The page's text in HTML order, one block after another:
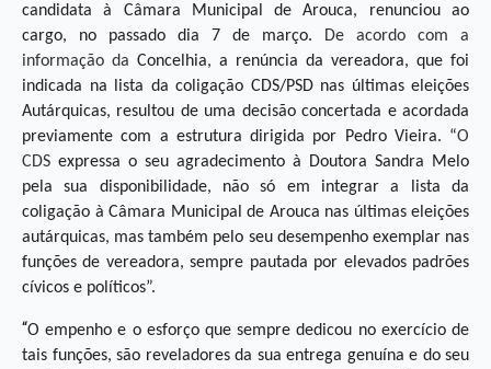
candidata à Câmara Municipal de Arouca, renunciou ao
cargo, no passado dia 7 de março.
De acordo com a
informação da Concelhia, a renúncia da vereadora, que foi
indicada na lista da coligação CDS/PSD nas últimas eleições
Autárquicas, resultou de uma decisão concertada e acordada
previamente com a estrutura dirigida por Pedro Vieira. “O
CDS expressa o seu agradecimento à Doutora Sandra Melo
pela sua disponibilidade, não só em integrar a lista da
coligação à Câmara Municipal de Arouca nas últimas eleições
autárquicas, mas também pelo seu desempenho exemplar nas
funções de vereadora, sempre pautada por elevados padrões
cívicos e políticos”.
“O empenho e o esforço que sempre dedicou no exercício de
tais funções, são reveladores da sua entrega genuína e do seu